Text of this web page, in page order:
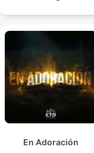
En Adoración